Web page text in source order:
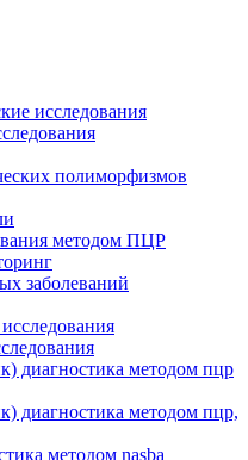
исследования
полиморфизмов
методом ПЦР
заболеваний
диагностика методом пцр
диагностика методом пцр,
методом nasba